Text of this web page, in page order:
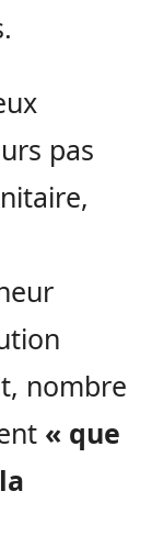
pas
nombre
« que